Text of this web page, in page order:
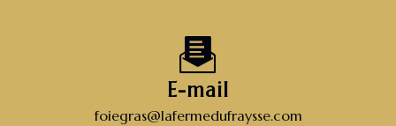
E-mail
foiegras@lafermedufraysse.com